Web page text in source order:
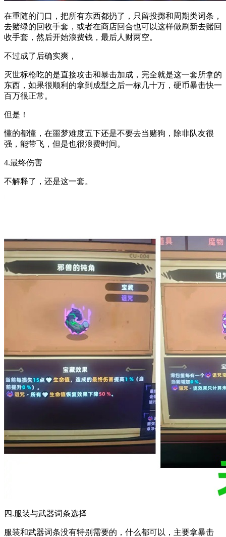
在重随的门口，把所有东西都扔了，只留投掷和周期类词条，
去赌绿的回收手套，或者在商店回合也可以这样做刷新去赌回
收手套，然后开始浪费钱，最后人财两空。
不过成了后确实爽，
灭世标枪吃的是直接攻击和暴击加成，完全就是这一套所拿的
东西，如果很顺利的拿到成型之后一标几十万，硬币暴击快一
百万很正常。
但是！
懂的都懂，在噩梦难度五下还是不要去当赌狗，除非队友很
强，能带飞，但是也很浪费时间。
4.最终伤害
不解释了，还是这一套。
四.服装与武器词条选择
服装和武器词条没有特别需要的，什么都可以，主要拿暴击